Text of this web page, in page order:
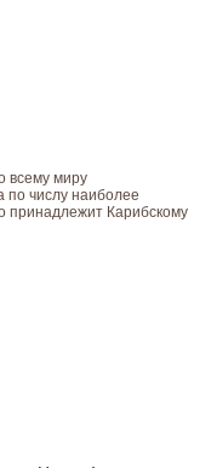
всему миру
по числу наиболее
принадлежит Карибскому